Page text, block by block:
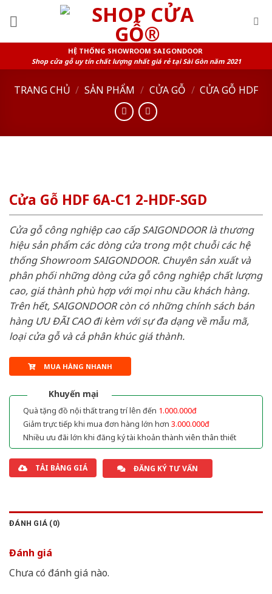
HỆ THỐNG SHOWROOM SAIGONDOOR
Shop cửa gỗ uy tín chất lượng nhất giá rẻ tại Sài Gòn năm 2021
TRANG CHỦ / SẢN PHẨM / CỬA GỖ / CỬA GỖ HDF
Cửa Gỗ HDF 6A-C1 2-HDF-SGD
Cửa gỗ công nghiệp cao cấp SAIGONDOOR là thương
hiệu sản phẩm các dòng cửa trong một chuỗi các hệ
thống Showroom SAIGONDOOR. Chuyên sản xuất và
phân phối những dòng cửa gỗ công nghiệp chất lượng
cao, giá thành phù hợp với mọi nhu cầu khách hàng.
Trên hết, SAIGONDOOR còn có những chính sách bán
hàng ƯU ĐÃI CAO đi kèm với sự đa dạng về mẫu mã,
loại cửa gỗ và cả phân khúc giá thành.
MUA HÀNG NHANH
Khuyến mại
Quà tặng đồ nội thất trang trí lên đến 1.000.000đ
Giảm trực tiếp khi mua đơn hàng lớn hơn 3.000.000đ
Nhiều ưu đãi lớn khi đăng ký tài khoản thành viên thân thiết
TẢI BẢNG GIÁ ĐĂNG KÝ TƯ VẤN
ĐÁNH GIÁ (0)
Đánh giá
Chưa có đánh giá nào.